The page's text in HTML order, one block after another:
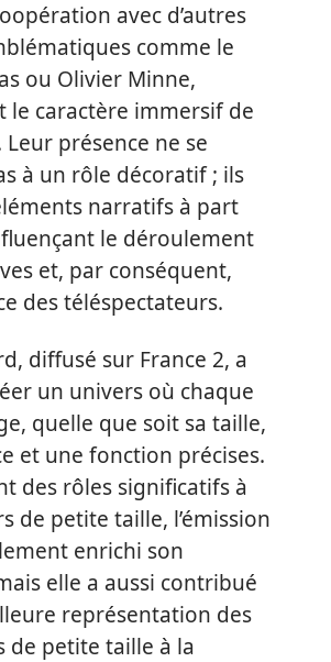
avec d’autres
comme le
ou Olivier Minne,
le caractère immersif de
Leur présence ne se
à un rôle décoratif ; ils
narratifs à part
le déroulement
et, par conséquent,
des téléspectateurs.
diffusé sur France 2, a
un univers où chaque
quelle que soit sa taille,
et une fonction précises.
des rôles significatifs à
de petite taille, l’émission
enrichi son
elle a aussi contribué
représentation des
de petite taille à la